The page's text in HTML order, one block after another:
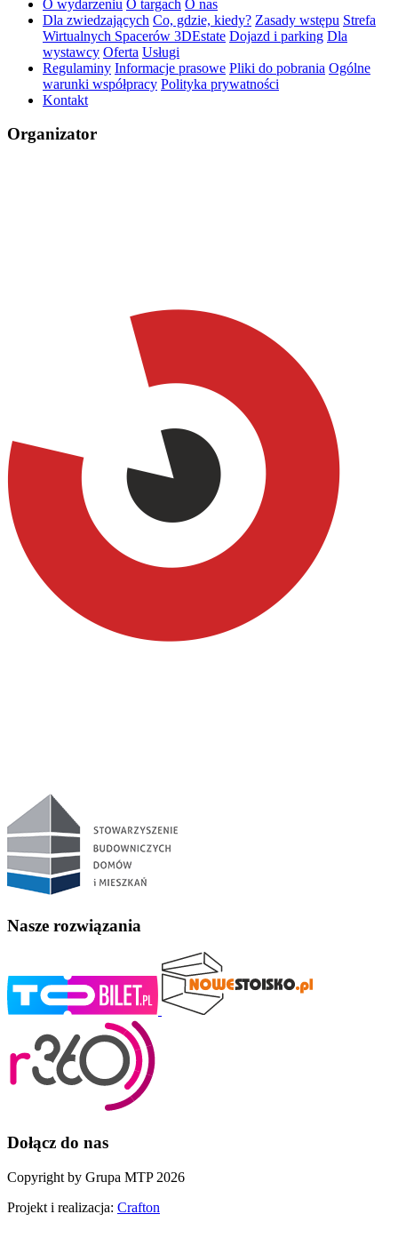
O wydarzeniu O targach O nas
Dla zwiedzających Co, gdzie, kiedy? Zasady wstępu Strefa
Wirtualnych Spacerów 3DEstate Dojazd i parking Dla
wystawcy Oferta Usługi
Regulaminy Informacje prasowe Pliki do pobrania Ogólne
warunki współpracy Polityka prywatności
Kontakt
Organizator
Nasze rozwiązania
Dołącz do nas
Copyright by Grupa MTP 2026
Projekt i realizacja: Crafton